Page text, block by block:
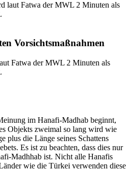
laut Fatwa der MWL 2 Minuten als
Vorsichtsmaßnahmen
Fatwa der MWL 2 Minuten als
im Hanafi-Madhab beginnt,
Objekts zweimal so lang wird wie
plus die Länge seines Schattens
Es ist zu beachten, dass dies nur
Madhhab ist. Nicht alle Hanafis
wie die Türkei verwenden diese